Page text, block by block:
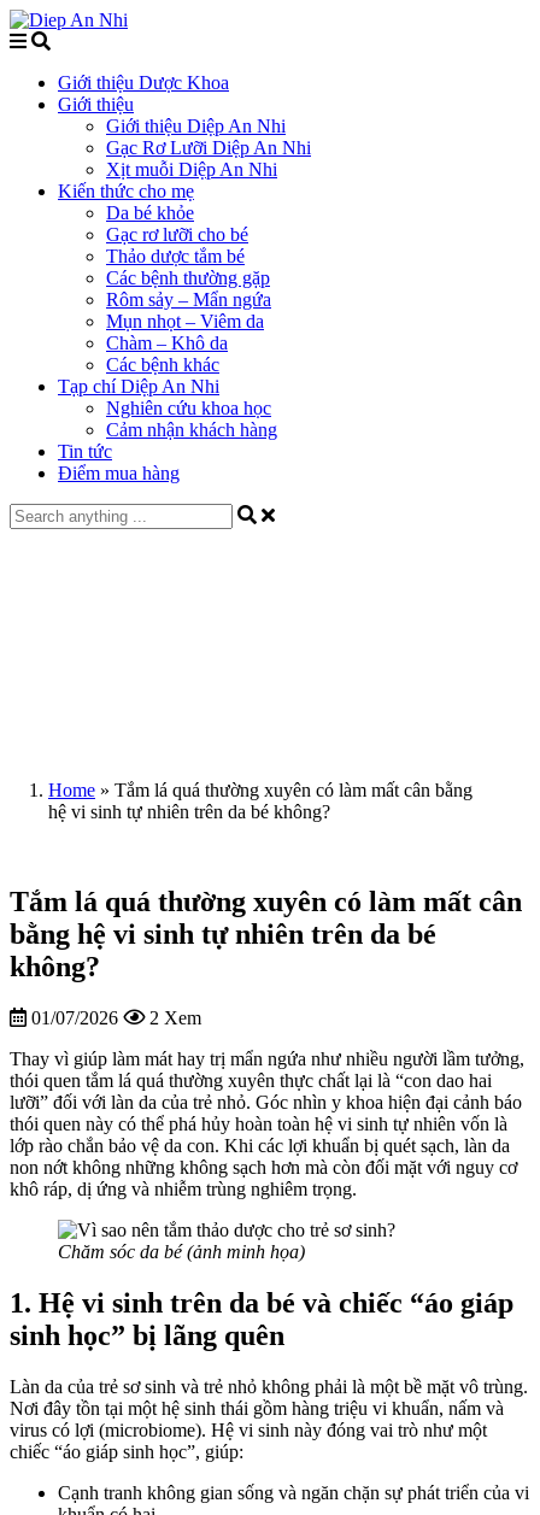
Giới thiệu Dược Khoa
Giới thiệu
Giới thiệu Diệp An Nhi
Gạc Rơ Lưỡi Diệp An Nhi
Xịt muỗi Diệp An Nhi
Kiến thức cho mẹ
Da bé khỏe
Gạc rơ lưỡi cho bé
Thảo dược tắm bé
Các bệnh thường gặp
Rôm sảy – Mẩn ngứa
Mụn nhọt – Viêm da
Chàm – Khô da
Các bệnh khác
Tạp chí Diệp An Nhi
Nghiên cứu khoa học
Cảm nhận khách hàng
Tin tức
Điểm mua hàng
Home » Tắm lá quá thường xuyên có làm mất cân bằng
hệ vi sinh tự nhiên trên da bé không?
Tắm lá quá thường xuyên có làm mất cân
bằng hệ vi sinh tự nhiên trên da bé
không?
01/07/2026 2 Xem
Thay vì giúp làm mát hay trị mẩn ngứa như nhiều người lầm tưởng,
thói quen tắm lá quá thường xuyên thực chất lại là “con dao hai
lưỡi” đối với làn da của trẻ nhỏ. Góc nhìn y khoa hiện đại cảnh báo
thói quen này có thể phá hủy hoàn toàn hệ vi sinh tự nhiên vốn là
lớp rào chắn bảo vệ da con. Khi các lợi khuẩn bị quét sạch, làn da
non nớt không những không sạch hơn mà còn đối mặt với nguy cơ
khô ráp, dị ứng và nhiễm trùng nghiêm trọng.
Chăm sóc da bé (ảnh minh họa)
1. Hệ vi sinh trên da bé và chiếc “áo giáp
sinh học” bị lãng quên
Làn da của trẻ sơ sinh và trẻ nhỏ không phải là một bề mặt vô trùng.
Nơi đây tồn tại một hệ sinh thái gồm hàng triệu vi khuẩn, nấm và
virus có lợi (microbiome). Hệ vi sinh này đóng vai trò như một
chiếc “áo giáp sinh học”, giúp:
Cạnh tranh không gian sống và ngăn chặn sự phát triển của vi